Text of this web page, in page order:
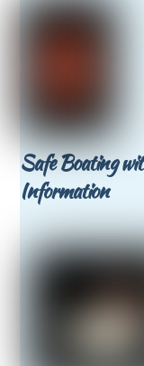
Safe Boating
Information